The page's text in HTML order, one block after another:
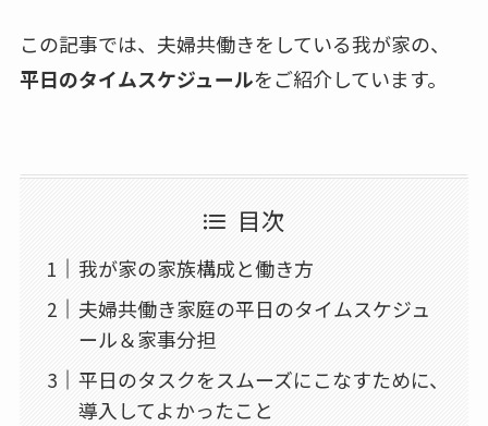
この記事では、夫婦共働きをしている我が家の、
平日のタイムスケジュールをご紹介しています。
目次
我が家の家族構成と働き方
夫婦共働き家庭の平日のタイムスケジュ
ール＆家事分担
平日のタスクをスムーズにこなすために、
導入してよかったこと